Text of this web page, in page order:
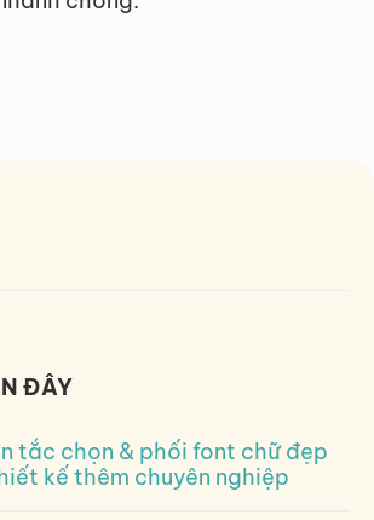
ĐÂY
tắc chọn & phối font chữ đẹp
kế thêm chuyên nghiệp